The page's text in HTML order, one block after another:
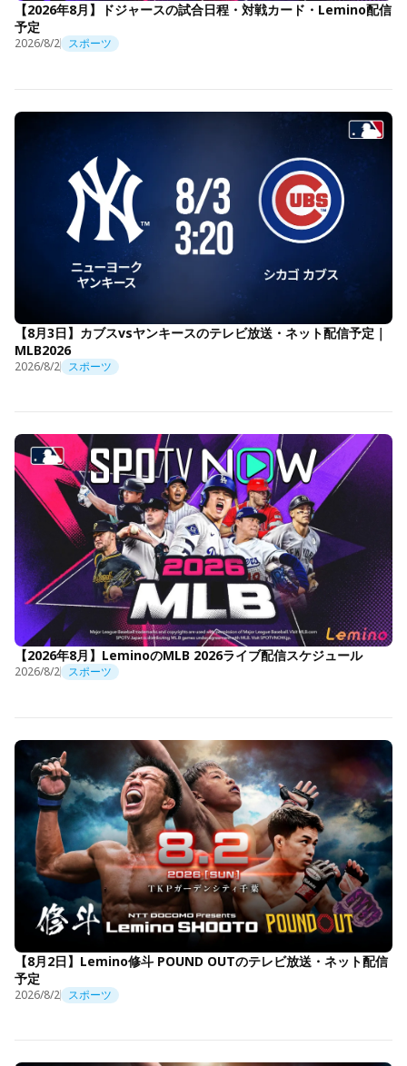
【2026年8月】ドジャースの試合日程・対戦カード・Lemino配信
予定
2026/8/2 スポーツ
【8月3日】カブスvsヤンキースのテレビ放送・ネット配信予定｜
MLB2026
2026/8/2 スポーツ
【2026年8月】LeminoのMLB 2026ライブ配信スケジュール
2026/8/2 スポーツ
【8月2日】Lemino修斗 POUND OUTのテレビ放送・ネット配信
予定
2026/8/2 スポーツ